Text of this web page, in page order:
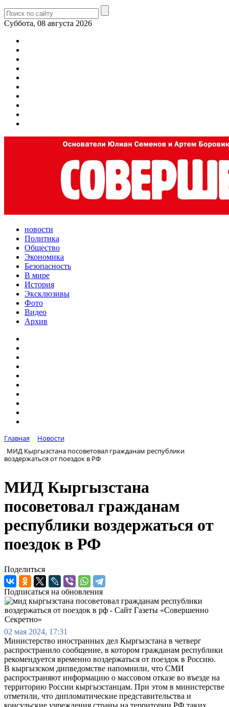
Суббота, 08 августа 2026
новости
Политика
Общество
Экономика
Безопасность
В мире
История
Эксклюзивы
Фото
Видео
Архив
Главная
Новости
МИД Кыргызстана посоветовал гражданам республики
воздержаться от поездок в РФ
МИД Кыргызстана
посоветовал гражданам
республики воздержаться от
поездок в РФ
Поделиться
Подписаться на обновления
02 мая 2024, 17:31
Министерство иностранных дел Кыргызстана в четверг
распространило сообщение, в котором гражданам республики
рекомендуется временно воздержаться от поездок в Россию.
В кыргызском дипведомстве напомнили, что СМИ
распространяют информацию о массовом отказе во въезде на
территорию России кыргызстанцам. При этом в министерстве
отметили, что дипломатические представительства и
консульские учреждения страны на территории РФ таких